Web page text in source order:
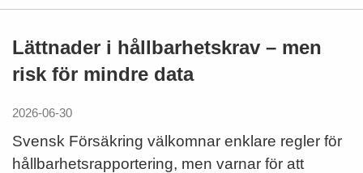
Lättnader i hållbarhetskrav – men
risk för mindre data
2026-06-30
Svensk Försäkring välkomnar enklare regler för
hållbarhetsrapportering, men varnar för att